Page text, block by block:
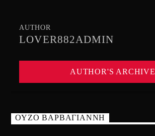
AUTHOR
LOVER882ADMIN
AUTHOR'S ARCHIVE
ΟΥΖΟ ΒΑΡΒΑΓΙΑΝΝΗ